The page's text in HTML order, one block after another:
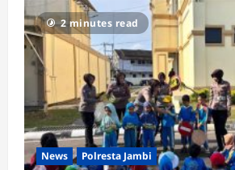
2 minutes read
News Polresta Jambi